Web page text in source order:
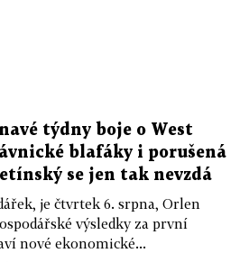
týdny boje o West
blafáky i porušená
se jen tak nevzdá
je čtvrtek 6. srpna, Orlen
výsledky za první
nové ekonomické...